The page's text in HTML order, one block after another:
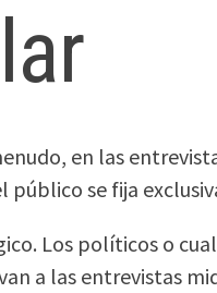
en las
público se fija
Los políticos o
a las entrevistas